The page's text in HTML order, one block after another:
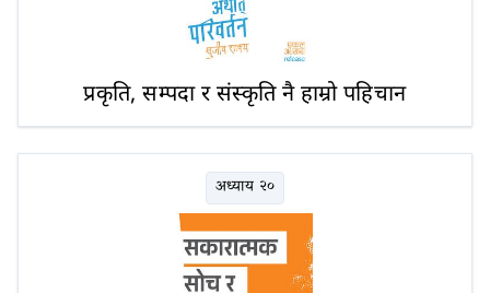
प्रकृति, सम्पदा र संस्कृति नै हाम्रो पहिचान
अध्याय २०